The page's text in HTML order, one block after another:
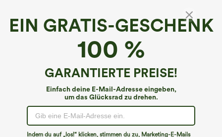
EIN GRATIS-GESCHENK
100 %
GARANTIERTE PREISE!
Einfach deine E-Mail-Adresse eingeben,
um das Glücksrad zu drehen.
Indem du auf „los!“ klicken, stimmen du zu, Marketing-E-Mails
OneForm Seamless Flow U-Ausschnitt mit
integriertem BH Color-Block Yoga-Tanktop